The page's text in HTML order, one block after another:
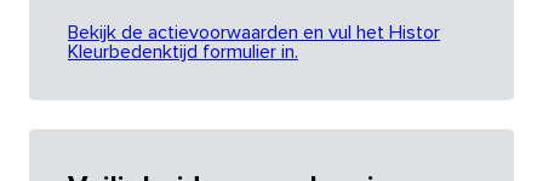
Bekijk de actievoorwaarden en vul het Histor
Kleurbedenktijd formulier in.